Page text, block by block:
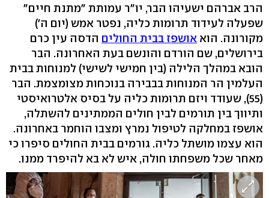
הרב אברהם ישעיהו הבר, יו"ר עמותת "מתנת חיים"
שפעלה לעידוד תרומות כליה, נפטר אמש (יום ה')
מקורונה. הוא אושפז בבית החולים הדסה עין כרם
בירושלים, שם הורדם והונשם בעת האחרונה. הבר
הובא במהלך הלילה (בין חמישי לשישי) למנוחות בבית
העלמין הר המנוחות בבבירה בנוכחות מצומצמת. הבר
(55), שעודד ויזם תרומות כליה על בסיס אלטרואיסטי
ותיווך בין תורמים לבין חולים הממתינים להשתלה,
אושפז במחלקה לטיפול נמרץ ומצבו הוחמר באחרונה.
הוא עצמו מושתל כליה. גורמים בבית החולים סיפרו כי
מאחר שכל משפחתו חולה, איש לא בא להיפרד ממנו.